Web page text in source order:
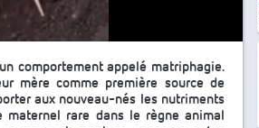
comportement appelé matriphagie.
mère comme première source de
aux nouveau-nés les nutriments
maternel rare dans le règne animal